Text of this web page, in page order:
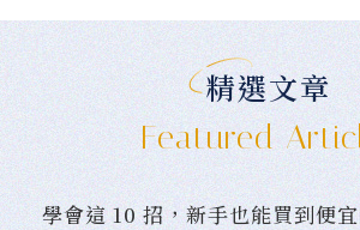
精選文章
Featured
學會這 10 招，新手也能買到便